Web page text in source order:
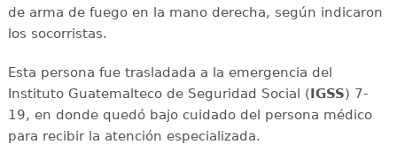
de arma de fuego en la mano derecha, según indicaron
los socorristas.
Esta persona fue trasladada a la emergencia del
Instituto Guatemalteco de Seguridad Social (IGSS) 7-
19, en donde quedó bajo cuidado del persona médico
para recibir la atención especializada.